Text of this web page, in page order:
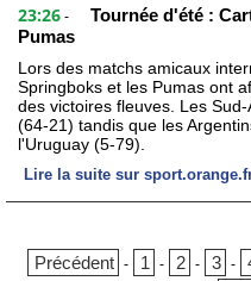
23:26 -
Tournée d'été :
Pumas
Lors des matchs amicaux
Springboks et les Pumas ont
des victoires fleuves. Les
(64-21) tandis que les
l'Uruguay (5-79).
Lire la suite sur
Précédent - 1 - 2 - 3 -